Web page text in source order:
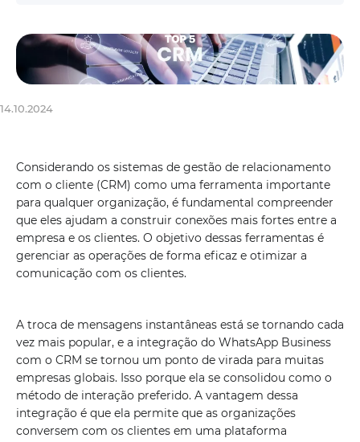
14.10.2024
Considerando os sistemas de gestão de relacionamento
com o cliente (CRM) como uma ferramenta importante
para qualquer organização, é fundamental compreender
que eles ajudam a construir conexões mais fortes entre a
empresa e os clientes. O objetivo dessas ferramentas é
gerenciar as operações de forma eficaz e otimizar a
comunicação com os clientes.
A troca de mensagens instantâneas está se tornando cada
vez mais popular, e a integração do WhatsApp Business
com o CRM se tornou um ponto de virada para muitas
empresas globais. Isso porque ela se consolidou como o
método de interação preferido. A vantagem dessa
integração é que ela permite que as organizações
conversem com os clientes em uma plataforma